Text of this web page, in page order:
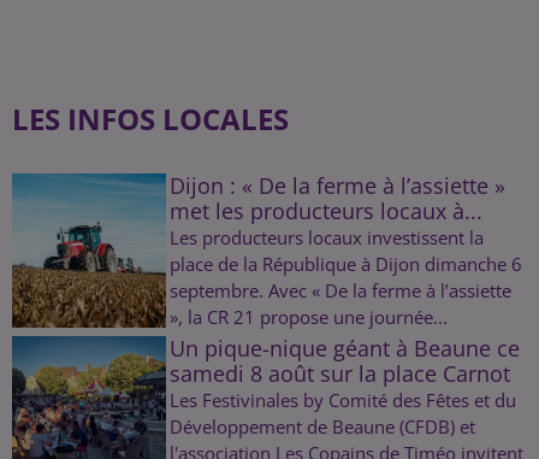
LES INFOS LOCALES
Dijon : « De la ferme à l’assiette »
met les producteurs locaux à...
Les producteurs locaux investissent la
place de la République à Dijon dimanche 6
septembre. Avec « De la ferme à l’assiette
», la CR 21 propose une journée...
Un pique-nique géant à Beaune ce
samedi 8 août sur la place Carnot
Les Festivinales by Comité des Fêtes et du
Développement de Beaune (CFDB) et
l'association Les Copains de Timéo invitent